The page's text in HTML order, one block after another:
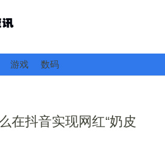
游戏 数码
在抖音实现网红“奶皮